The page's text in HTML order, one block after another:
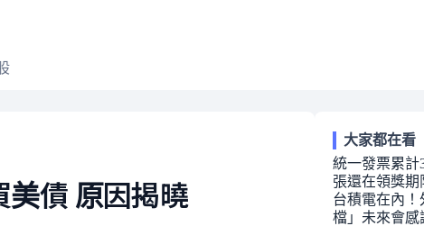
債 原因揭曉
大家都在看
統一發票累計
張還在領獎期
台積電在內
檔」未來會感